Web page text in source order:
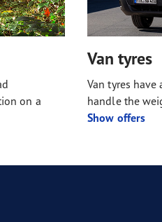
on a
Van tyres
Van tyres
handle the
Show offers